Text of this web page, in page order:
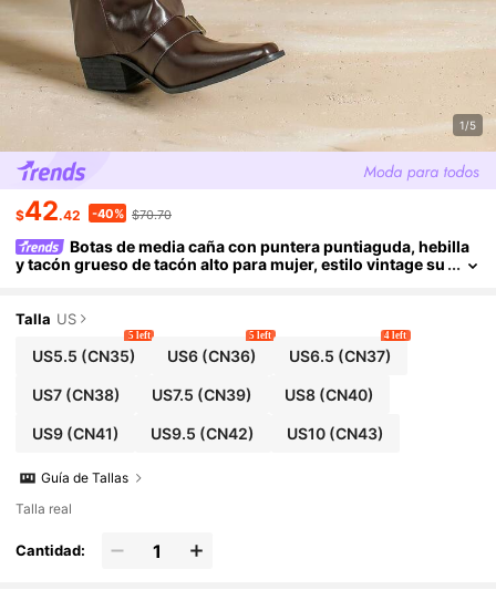
1/5
$42.42 -40% $70.70
Botas de media caña con puntera puntiaguda, hebilla
y tacón grueso de tacón alto para mujer, estilo vintage su
Talla US
US5.5 (CN35)
5 left
US6 (CN36)
5 left
US6.5 (CN37)
4 left
US7(CN38) US7.5 (CN39) US8(CN40)
US9(CN41) US9.5 (CN42) US10(CN43)
Guía de Tallas
Talla real
Cantidad: